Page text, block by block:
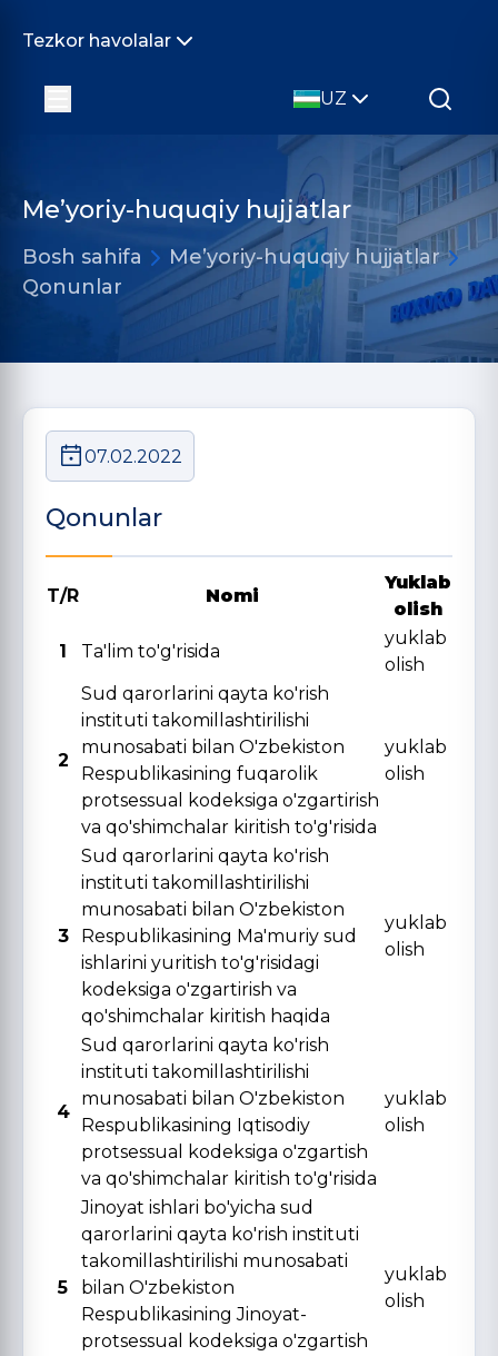
Tezkor havolalar
UZ
Me’yoriy-huquqiy hujjatlar
Bosh sahifa
Me’yoriy-huquqiy hujjatlar
Qonunlar
07.02.2022
Qonunlar
T/R Nomi
Yuklab
olish
1
Ta'lim to'g'risida
yuklab
olish
2
Sud qarorlarini qayta ko'rish
instituti takomillashtirilishi
munosabati bilan O'zbekiston
Respublikasining fuqarolik
protsessual kodeksiga o'zgartirish
va qo'shimchalar kiritish to'g'risida
yuklab
olish
3
Sud qarorlarini qayta ko'rish
instituti takomillashtirilishi
munosabati bilan O'zbekiston
Respublikasining Ma'muriy sud
ishlarini yuritish to'g'risidagi
kodeksiga o'zgartirish va
qo'shimchalar kiritish haqida
yuklab
olish
4
Sud qarorlarini qayta ko'rish
instituti takomillashtirilishi
munosabati bilan O'zbekiston
Respublikasining Iqtisodiy
protsessual kodeksiga o'zgartish
va qo'shimchalar kiritish to'g'risida
yuklab
olish
5
Jinoyat ishlari bo'yicha sud
qarorlarini qayta ko'rish instituti
takomillashtirilishi munosabati
bilan O'zbekiston
Respublikasining Jinoyat-
protsessual kodeksiga o'zgartish
yuklab
olish